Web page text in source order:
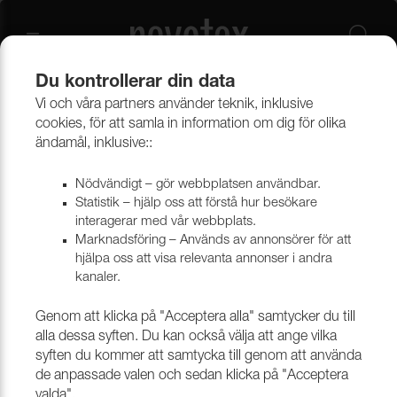
Tekniska vävar Vävar i syntetmaterial Polypropenväv
Filtrera
Du kontrollerar din data
Vi och våra partners använder teknik, inklusive
cookies, för att samla in information om dig för olika
ändamål, inklusive::
Nödvändigt – gör webbplatsen användbar.
Statistik – hjälp oss att förstå hur besökare
interagerar med vår webbplats.
Marknadsföring – Används av annonsörer för att
hjälpa oss att visa relevanta annonser i andra
kanaler.
Genom att klicka på "Acceptera alla" samtycker du till
alla dessa syften. Du kan också välja att ange vilka
syften du kommer att samtycka till genom att använda
de anpassade valen och sedan klicka på "Acceptera